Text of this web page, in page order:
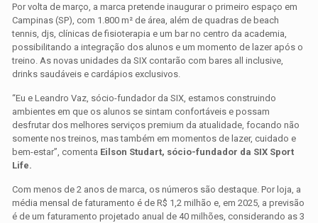
Por volta de março, a marca pretende inaugurar o primeiro espaço em
Campinas (SP), com 1.800 m² de área, além de quadras de beach
tennis, djs, clínicas de fisioterapia e um bar no centro da academia,
possibilitando a integração dos alunos e um momento de lazer após o
treino. As novas unidades da SIX contarão com bares all inclusive,
drinks saudáveis e cardápios exclusivos.
“Eu e Leandro Vaz, sócio-fundador da SIX, estamos construindo
ambientes em que os alunos se sintam confortáveis e possam
desfrutar dos melhores serviços premium da atualidade, focando não
somente nos treinos, mas também em momentos de lazer, cuidado e
bem-estar”, comenta Eilson Studart, sócio-fundador da SIX Sport
Life.
Com menos de 2 anos de marca, os números são destaque. Por loja, a
média mensal de faturamento é de R$ 1,2 milhão e, em 2025, a previsão
é de um faturamento projetado anual de 40 milhões, considerando as 3